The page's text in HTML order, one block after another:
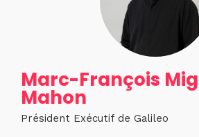
Marc-François
Mahon
Président Exécutif de Galileo